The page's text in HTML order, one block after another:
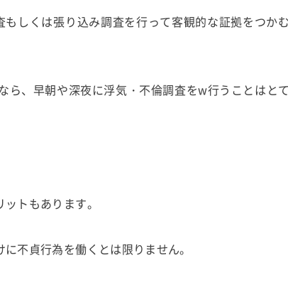
しくは張り込み調査を行って客観的な証拠をつか
ら、早朝や深夜に浮気・不倫調査をw行うことはと
トもあります。
不貞行為を働くとは限りません。